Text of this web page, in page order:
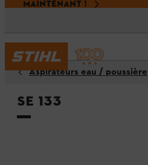
MAINTENANT !
Aspirateurs eau / poussière
SE 133